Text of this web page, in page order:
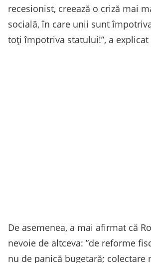
recesionist, creează o criză mai
socială, în care unii sunt
toţi împotriva statului!”, a explicat
De asemenea, a mai afirmat că
nevoie de altceva: ”de reforme
nu de panică bugetară; colectare